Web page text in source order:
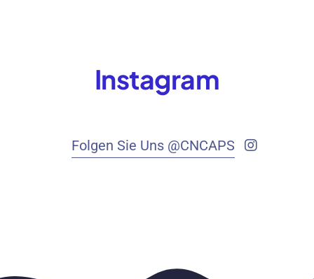
Instagram
Folgen Sie Uns @CNCAPS